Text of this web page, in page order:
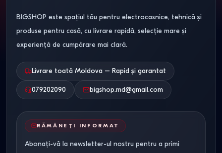
Cum alegi mașina de spălat
potrivită
Pentru apartamente mici
Dacă spațiul este limitat, alegeți modele înguste cu
adâncime de aproximativ 45 cm sau mașini de spălat cu
încărcare verticală. Acestea se integrează ușor în băi mici
și nu necesită instalări complicate.
Pentru familii
BIGSHOP este spațiul tău pentru electrocasnice, tehnică și
produse pentru casă, cu livrare rapidă, selecție mare și
experiență de cumpărare mai clară.
Livrare toată Moldova – Rapid și garantat
079202090 bigshop.md@gmail.com
RĂMÂNEȚI INFORMAT
Abonați-vă la newsletter-ul nostru pentru a primi